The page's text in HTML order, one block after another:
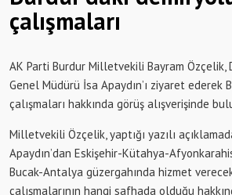
çalışmaları
AK Parti Burdur Milletvekili Bayram Özçelik,
Genel Müdürü İsa Apaydın’ı ziyaret ederek
çalışmaları hakkında görüş alışverişinde
Milletvekili Özçelik, yaptığı yazılı
Apaydın’dan Eskişehir-Kütahya-
Bucak-Antalya güzergahında hizmet
çalışmalarının hangi safhada olduğu